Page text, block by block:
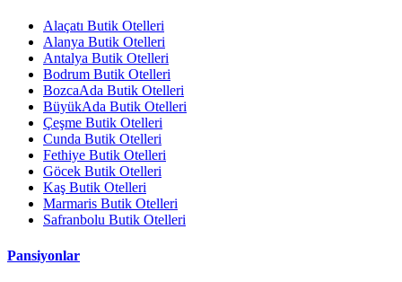
Alaçatı Butik Otelleri
Alanya Butik Otelleri
Antalya Butik Otelleri
Bodrum Butik Otelleri
BozcaAda Butik Otelleri
BüyükAda Butik Otelleri
Çeşme Butik Otelleri
Cunda Butik Otelleri
Fethiye Butik Otelleri
Göcek Butik Otelleri
Kaş Butik Otelleri
Marmaris Butik Otelleri
Safranbolu Butik Otelleri
Pansiyonlar